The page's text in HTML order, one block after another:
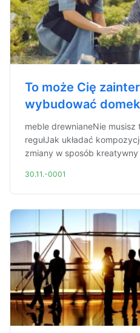
To może Cię
wybudować
meble drewnianeNie
regułJak układać
zmiany w sposób
30.11.-0001